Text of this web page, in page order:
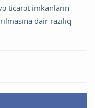
ticarət imkanların
dair razılıq